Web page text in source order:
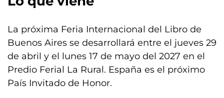
La próxima Feria Internacional del Libro de
Buenos Aires se desarrollará entre el jueves 29
de abril y el lunes 17 de mayo del 2027 en el
Predio Ferial La Rural. España es el próximo
País Invitado de Honor.